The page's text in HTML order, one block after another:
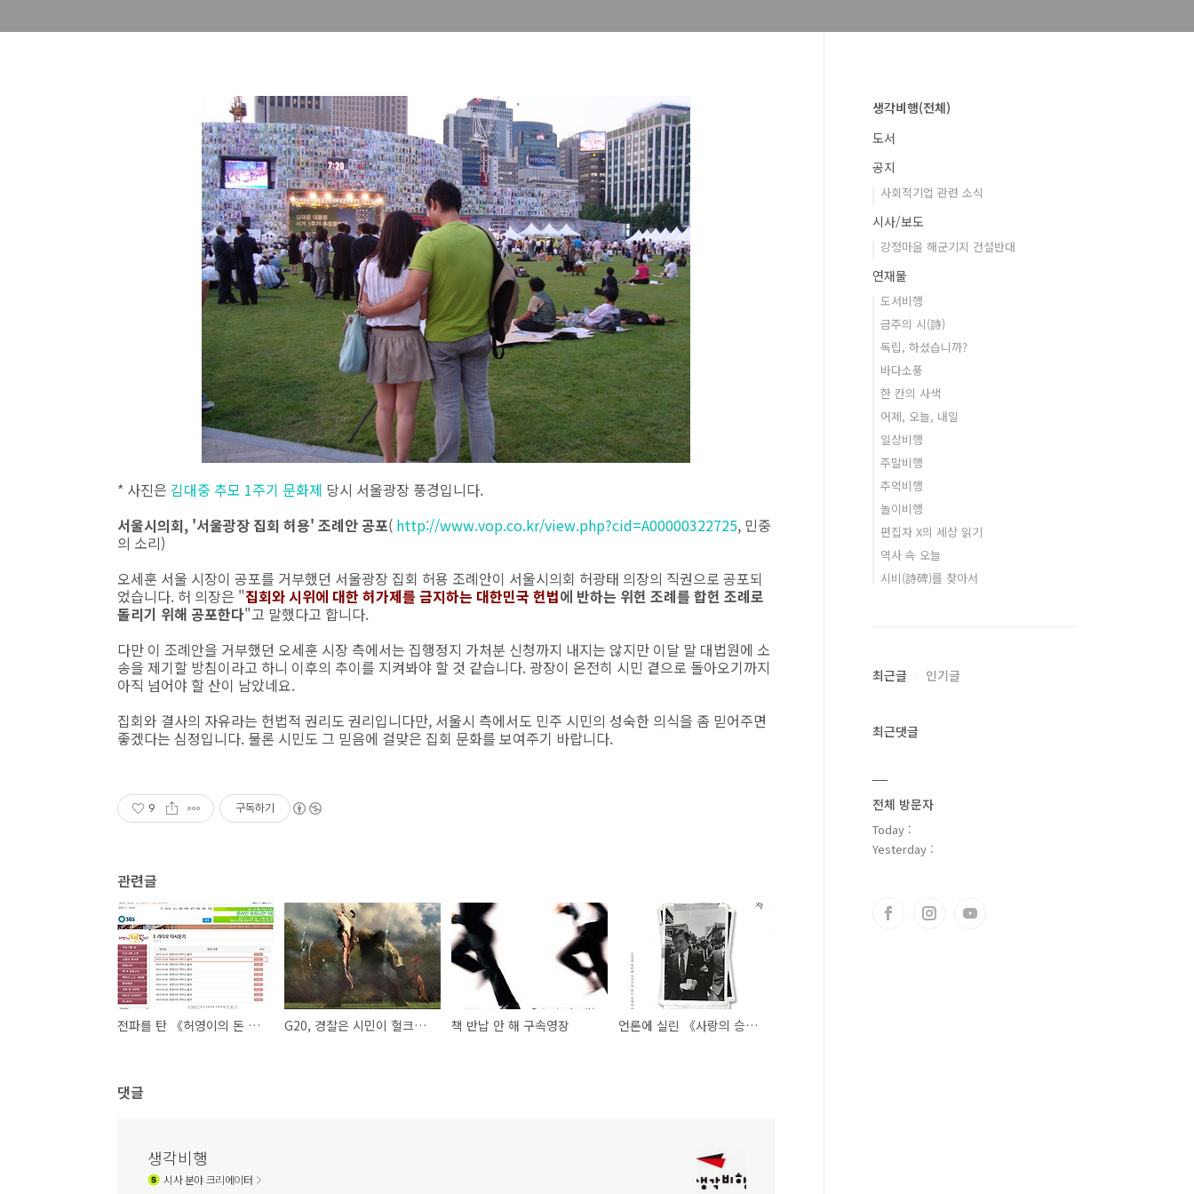
* 사진은 김대중 추모 1주기 문화제 당시 서울광장 풍경입니다.
서울시의회, '서울광장 집회 허용' 조례안 공포( http://www.vop.co.kr/view.php?cid=A00000322725, 민중
의 소리)
오세훈 서울 시장이 공포를 거부했던 서울광장 집회 허용 조례안이 서울시의회 허광태 의장의 직권으로 공포되
었습니다. 허 의장은 "집회와 시위에 대한 허가제를 금지하는 대한민국 헌법에 반하는 위헌 조례를 합헌 조례로
돌리기 위해 공포한다"고 말했다고 합니다.
다만 이 조례안을 거부했던 오세훈 시장 측에서는 집행정지 가처분 신청까지 내지는 않지만 이달 말 대법원에 소
송을 제기할 방침이라고 하니 이후의 추이를 지켜봐야 할 것 같습니다. 광장이 온전히 시민 곁으로 돌아오기까지
아직 넘어야 할 산이 남았네요.
집회와 결사의 자유라는 헌법적 권리도 권리입니다만, 서울시 측에서도 민주 시민의 성숙한 의식을 좀 믿어주면
좋겠다는 심정입니다. 물론 시민도 그 믿음에 걸맞은 집회 문화를 보여주기 바랍니다.
9 구독하기
관련글
전파를 탄 《허영이의 돈 버는 생활습관 39가지》 G20, 경찰은 시민이 헐크가 되길 바라나? 책 반납 안 해 구속영장 언론에 실린 《사랑의 승자》(2)
댓글
생각비행
시사분야 크리에이터
생각비행(전체)
도서
공지
사회적기업 관련 소식
시사/보도
강정마을 해군기지 건설반대
연재물
도서비행
금주의 시(詩)
독립, 하셨습니까?
바다소풍
한 칸의 사색
어제, 오늘, 내일
일상비행
주말비행
추억비행
놀이비행
편집자 X의 세상 읽기
역사 속 오늘
시비(詩碑)를 찾아서
최근글 인기글
최근댓글
전체 방문자
Today :
Yesterday :